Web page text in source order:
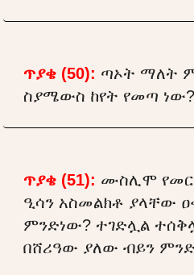
ጥያቄ (50): ጣኦት ማለት
ስያሜውስ ከየት የመጣ ነው?
ጥያቄ (51): ሙስሊሞ
ዒሳን አስመልክቶ ያላቸው
ምንድነው? ተገድሏል
በሸሪዓው ያለው ብይን